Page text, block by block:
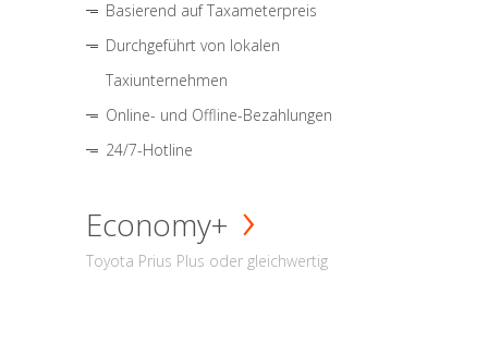
Basierend auf Taxameterpreis
Durchgeführt von lokalen
Taxiunternehmen
Online- und Offline-Bezahlungen
24/7-Hotline
Economy+
Toyota Prius Plus oder gleichwertig